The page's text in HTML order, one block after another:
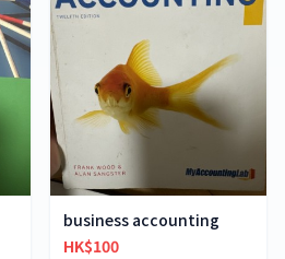
business accounting
HK$100